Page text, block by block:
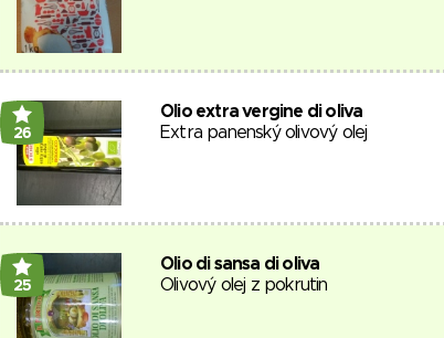
26
Olio extra vergine di oliva
Extra panenský olivový olej
25
Olio di sansa di oliva
Olivový olej z pokrutin